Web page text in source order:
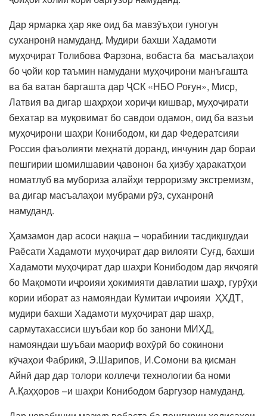
Дар ярмарка ҳар яке оид ба мавзӯъҳои гуногун
суханронӣ намуданд. Мудири бахши Хадамоти
муҳоҷират Толибова Фарзона, вобаста ба масъалаҳои
бо ҷойи кор таъмин намудани муҳоҷирони манъгашта
ва ба ватан баргашта дар ҶСК «НБО Роғун», Миср,
Латвия ва дигар шаҳрҳои хориҷи кишвар, муҳоҷирати
бехатар ва муқовимат бо савдои одамон, оид ба вазъи
муҳоҷирони шаҳри Конибодом, ки дар Федератсияи
Россия фаъолияти меҳнатӣ доранд, инчунин дар бораи
пешгирии шомилшавии ҷавонон ба ҳизбу ҳаракатҳои
номатлуб ва мубориза алайҳи терроризму экстремизм,
ва дигар масъалаҳои мубрами рӯз, суханронӣ
намуданд.
Ҳамзамон дар асоси нақша – чорабинии тасдиқшудаи
Раёсати Хадамоти муҳоҷират дар вилояти Суғд, бахши
Хадамоти муҳоҷират дар шаҳри Конибодом дар якҷоягӣ
бо Мақомоти иҷроияи ҳокимияти давлатии шаҳр, гурӯҳи
кории иборат аз намояндаи Кумитаи иҷроияи ҲХДТ,
мудири бахши Хадамоти муҳоҷират дар шаҳр,
сармутахассиси шуъбаи кор бо занони МИҲД,
намояндаи шуъбаи маориф вохӯрӣ бо сокинони
кӯчаҳои Фабрикӣ, Э.Шарипов, И.Сомони ва қисман
Айнӣ дар дар толори коллеҷи технологии ба номи
А.Қаҳҳоров –и шаҳри Конибодом баргузор намуданд.